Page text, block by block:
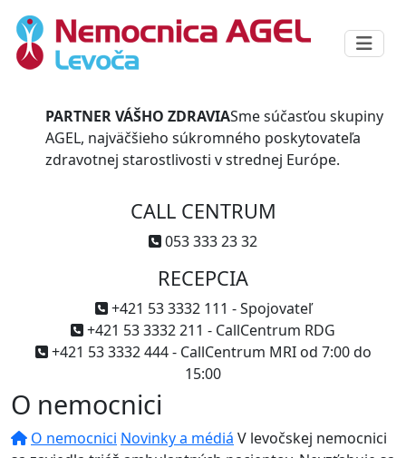
PARTNER VÁŠHO ZDRAVIASme súčasťou skupiny
AGEL, najväčšieho súkromného poskytovateľa
zdravotnej starostlivosti v strednej Európe.
CALL CENTRUM
053 333 23 32
RECEPCIA
+421 53 3332 111 - Spojovateľ
+421 53 3332 211 - CallCentrum RDG
+421 53 3332 444 - CallCentrum MRI od 7:00 do
15:00
O nemocnici
O nemocnici Novinky a médiá V levočskej nemocnici